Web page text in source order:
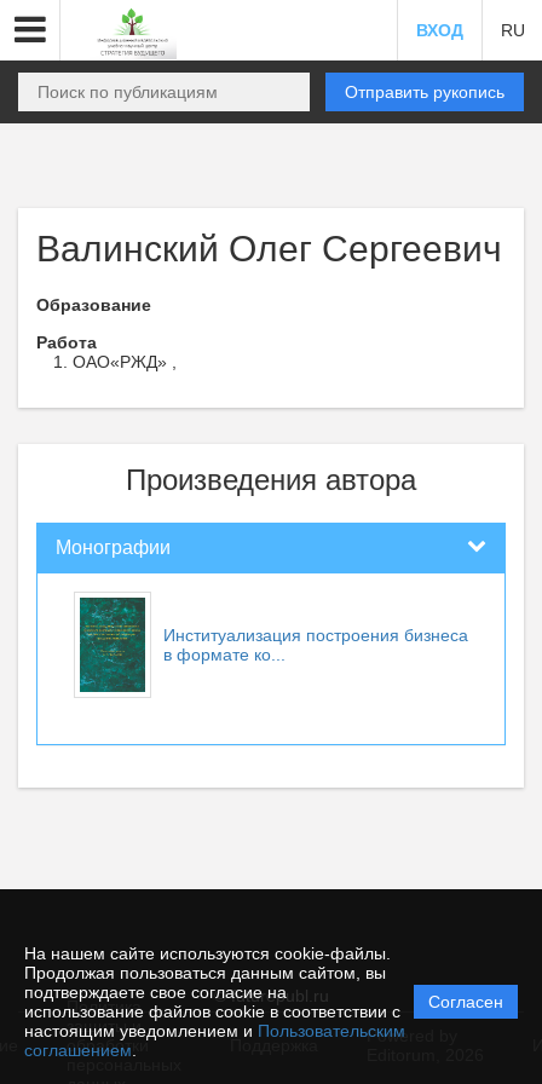
На нашем сайте используются cookie-файлы.
Продолжая пользоваться данным сайтом, вы
подтверждаете свое согласие на
использование файлов cookie в соответствии с
настоящим уведомлением и Пользовательским
соглашением
Согласен
ВХОД RU
Отправить рукопись
Валинский Олег Сергеевич
Образование
Работа
ОАО«РЖД» ,
Произведения автора
Монографии
Институализация построения бизнеса
в формате ко...
© futurepubl.ru
Политика
защиты и
обработки
Powered by